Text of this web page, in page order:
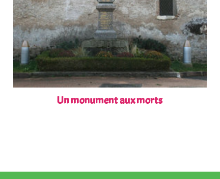
Un monument aux morts